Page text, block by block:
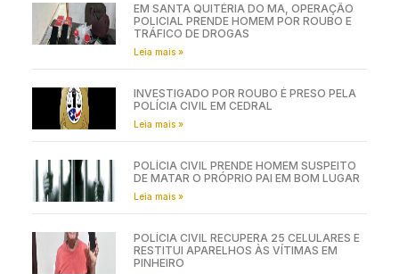
EM SANTA QUITÉRIA DO MA, OPERAÇÃO
POLICIAL PRENDE HOMEM POR ROUBO E
TRÁFICO DE DROGAS
Leia mais »
INVESTIGADO POR ROUBO É PRESO PELA
POLÍCIA CIVIL EM CEDRAL
Leia mais »
POLÍCIA CIVIL PRENDE HOMEM SUSPEITO
DE MATAR O PRÓPRIO PAI EM BOM LUGAR
Leia mais »
POLÍCIA CIVIL RECUPERA 25 CELULARES E
RESTITUI APARELHOS ÀS VÍTIMAS EM
PINHEIRO